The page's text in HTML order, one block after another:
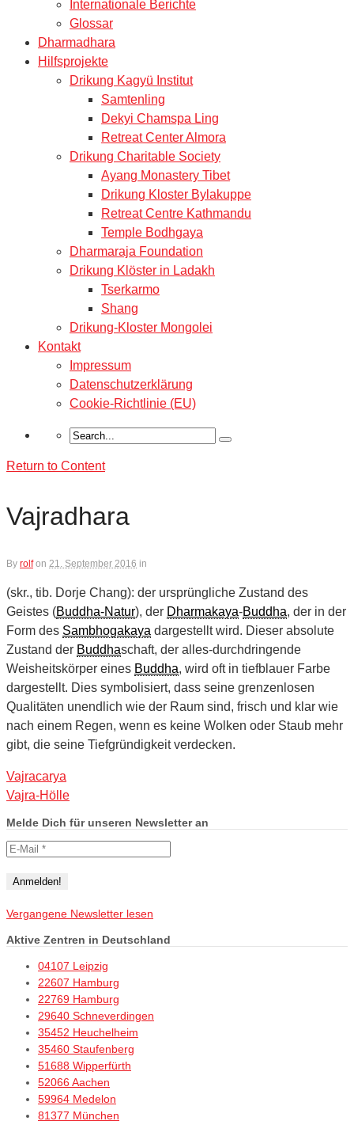
Internationale Berichte
Glossar
Dharmadhara
Hilfsprojekte
Drikung Kagyü Institut
Samtenling
Dekyi Chamspa Ling
Retreat Center Almora
Drikung Charitable Society
Ayang Monastery Tibet
Drikung Kloster Bylakuppe
Retreat Centre Kathmandu
Temple Bodhgaya
Dharmaraja Foundation
Drikung Klöster in Ladakh
Tserkarmo
Shang
Drikung-Kloster Mongolei
Kontakt
Impressum
Datenschutzerklärung
Cookie-Richtlinie (EU)
Return to Content
Vajradhara
By rolf on 21. September 2016 in
(skr., tib. Dorje Chang): der ursprüngliche Zustand des
Geistes (Buddha-Natur), der Dharmakaya-Buddha, der in der
Form des Sambhogakaya dargestellt wird. Dieser absolute
Zustand der Buddha­schaft, der alles-durchdringende
Weisheitskörper eines Buddha, wird oft in tiefblauer Farbe
dargestellt. Dies symbolisiert, dass seine gren­zenlosen
Qualitäten unendlich wie der Raum sind, frisch und klar wie
nach einem Regen, wenn es keine Wolken oder Staub mehr
gibt, die seine Tiefgründigkeit verdecken.
Vajracarya
Vajra-Hölle
Melde Dich für unseren Newsletter an
Vergangene Newsletter lesen
Aktive Zentren in Deutschland
04107 Leipzig
22607 Hamburg
22769 Hamburg
29640 Schneverdingen
35452 Heuchelheim
35460 Staufenberg
51688 Wipperfürth
52066 Aachen
59964 Medelon
81377 München